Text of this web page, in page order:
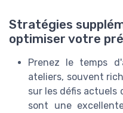
Stratégies
optimiser votre
Prenez le temps
ateliers, souvent
sur les défis actuels
sont une